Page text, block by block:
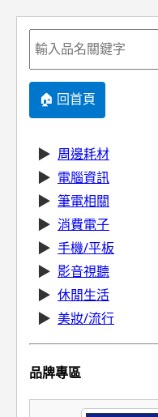
🏠 回首頁
▶ 周邊耗材
▶ 電腦資訊
▶ 筆電相關
▶ 消費電子
▶ 手機/平板
▶ 影音視聽
▶ 休閒生活
▶ 美妝/流行
品牌專區